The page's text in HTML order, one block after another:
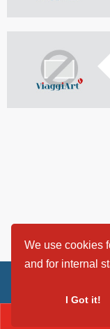
We use cookies
and for internal
I Got it!
ViaggiArt - © 2013-
6/C - 87100 Cosenza,